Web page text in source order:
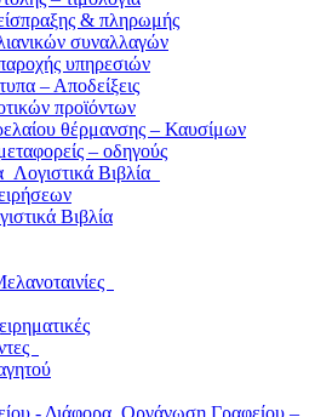
& πληρωμής
συναλλαγών
υπηρεσιών
– Αποδείξεις
προϊόντων
θέρμανσης – Καυσίμων
– οδηγούς
Λογιστικά Βιβλία
Βιβλία